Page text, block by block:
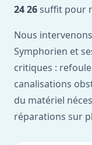
24 26 suffit pour
Nous
Symphorien et
critiques :
canalisations
du matériel
réparations sur